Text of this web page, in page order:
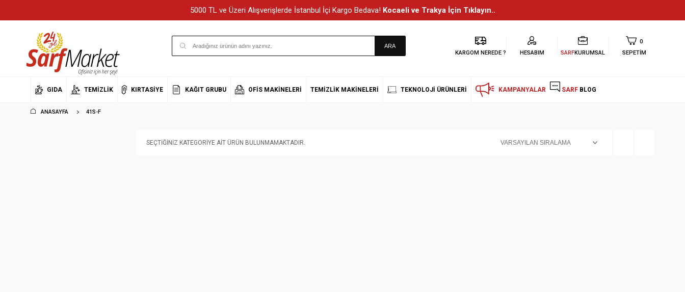
5000 TL ve Üzeri Alışverişlerde İstanbul İçi Kargo Bedava! Kocaeli ve Trakya İçin Tıklayın..
KARGOM NEREDE ? HESABIM SARFKURUMSAL
0
SEPETIM
GIDA TEMIZLIK KIRTASIYE KAĞIT GRUBU OFIS MAKINELERI TEMIZLIK MAKINELERI TEKNOLOJI ÜRÜNLERI KAMPANYALAR SARF BLOG
ANASAYFA 41S-F
SEÇTIĞINIZ KATEGORIYE AIT ÜRÜN BULUNMAMAKTADIR.